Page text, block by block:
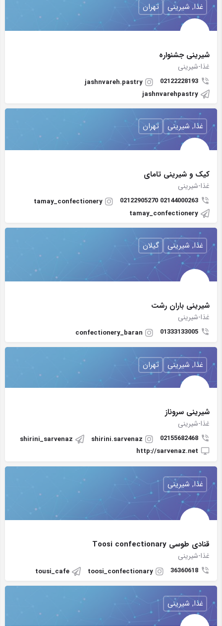
شیرینی جشنواره
غذا-شیرینی
02122228193
jashnvareh.pastry
jashnvarehpastry
غذا, شیرینی تهران
کیک و شیرینی تامای
غذا-شیرینی
02144000263 02122905270
tamay_confectionery
tamay_confectionery
غذا, شیرینی تهران
شیرینی باران رشت
غذا-شیرینی
01333133005
confectionery_baran
غذا, شیرینی گیلان
شیرینی سروناز
غذا-شیرینی
02155682468
shirini.sarvenaz
shirini_sarvenaz
http://sarvenaz.net
غذا, شیرینی تهران
قنادی طوسی Toosi confectionary
غذا-شیرینی
36360618
toosi_confectionary
tousi_cafe
غذا, شیرینی
غذا, شیرینی